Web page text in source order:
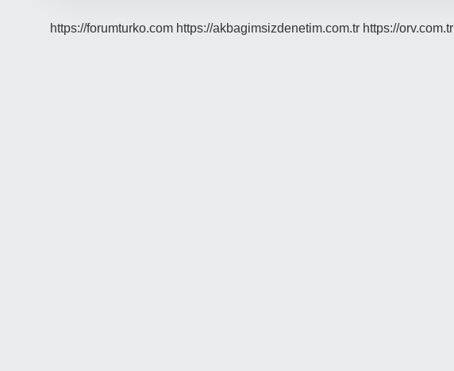
https://forumturko.com https://akbagimsizdenetim.com.tr https://orv.com.tr